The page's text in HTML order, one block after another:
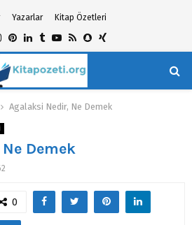
Yazarlar Kitap Özetleri
Instagram
Pinterest
Linkedin
TumblrYoutube
RssSnapchat
Xing
Agalaksi Nedir, Ne Demek
Demek
0